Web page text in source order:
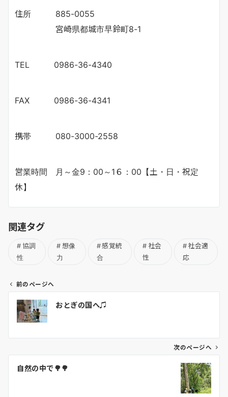
住所 885-0055
宮崎県都城市早鈴町8-1
TEL 0986-36-4340
FAX 0986-36-4341
携帯 080-3000-2558
営業時間 月～金9：00～1６：00【土・日・祝定
休】
関連タグ
協調
性
想像
力
感覚統
合
社会
性
社会適
応
前のページへ
おとぎの国へ♫
次のページへ
自然の中で🌳🌳